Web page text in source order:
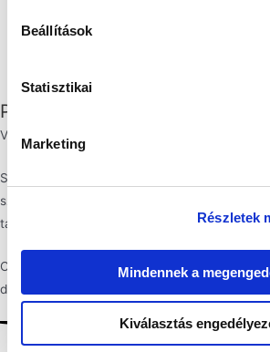
Beállítások
Statisztikai
Marketing
Részletek
Mindennek a
Kiválasztás
Podcaster támogatás
Van már saját podcast csatornád, de
Szeretnéd üzleti alapokra helyezni az
szeretnél, esetleg vendégeket hívnál, akikkel
tartalmakat tudsz a saját podcast
Csatlakozz hozzánk, legyél tagja podcaster
dolgozzunk együtt a közös sikerekért! Küldj